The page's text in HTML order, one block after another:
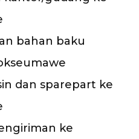
bahan baku
dan sparepart ke
ke